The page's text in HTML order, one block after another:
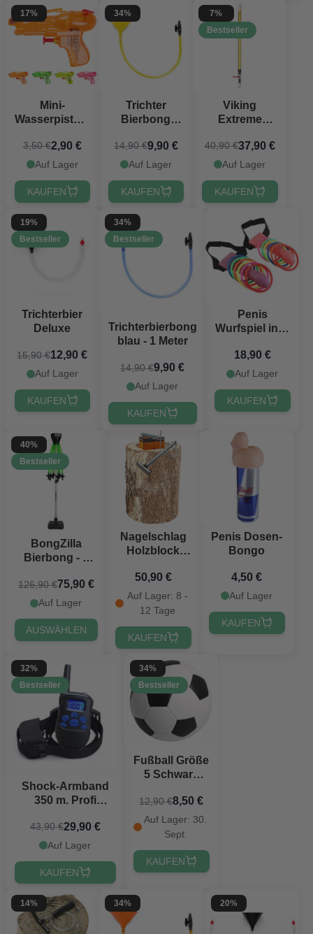
17%
Mini-
Wasserpistole
10 cm
3,50 €2,90 €
Auf Lager
KAUFEN
34%
Trichter
Bierbong
14,90 €9,90 €
Auf Lager
KAUFEN
7%
Bestseller
Viking
Extreme
cm
PartyVikings®
40,90 €37,90 €
Auf Lager
KAUFEN
19%
Bestseller
Trichterbier
Deluxe
15,90 €12,90 €
Auf Lager
KAUFEN
34%
Bestseller
Trichterbierbong
blau - 1 Meter
14,90 €9,90 €
Auf Lager
KAUFEN
Penis
Wurfspiel inkl.
12 Ringe
18,90 €
Auf Lager
KAUFEN
40%
Bestseller
BongZilla
Bierbong - 4
126,90 €75,90 €
Auf Lager
AUSWÄHLEN
Nagelschlag
Holzblock
50,90 €
Auf Lager: 8 -
12 Tage
KAUFEN
Penis Dosen-
Bongo
4,50 €
Auf Lager
KAUFEN
32%
Bestseller
Shock-Armband
350 m. Profi
wiederaufladbarem
Akku & Ladegerät
43,90 €29,90 €
Auf Lager
KAUFEN
34%
Bestseller
Fußball Größe
5 Schwarz
12,90 €8,50 €
Auf Lager: 30.
Sept.
KAUFEN
14% 34% 20%